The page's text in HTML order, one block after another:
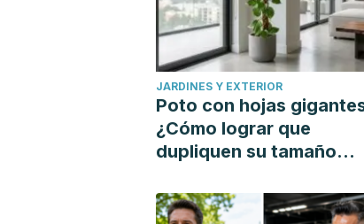
JARDINES Y EXTERIOR
Poto con hojas
¿Cómo lograr que
dupliquen su tamaño